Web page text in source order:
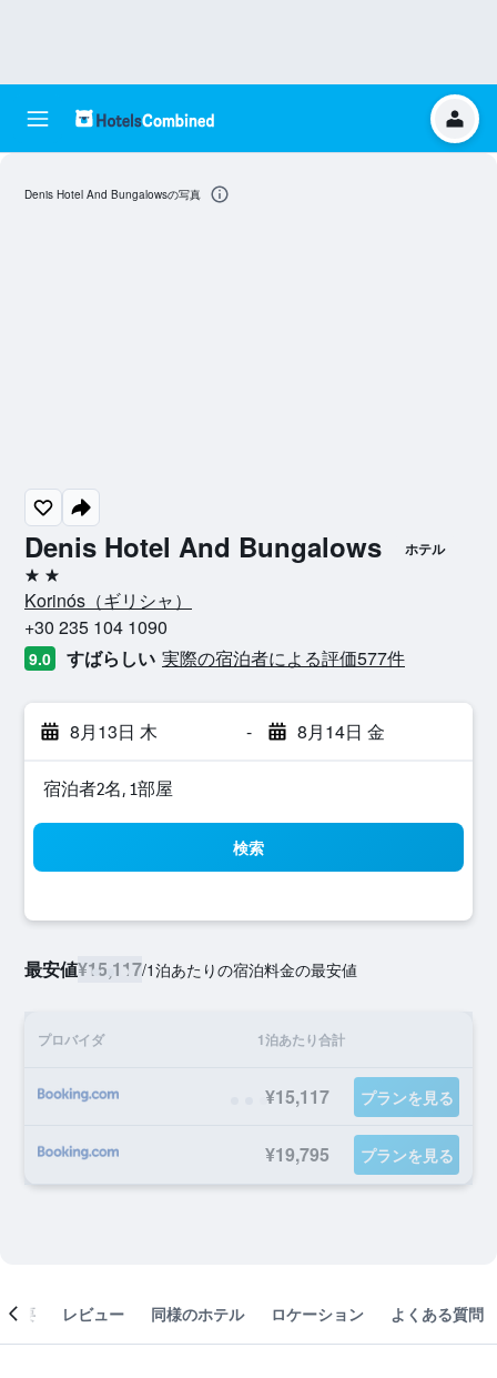
Denis Hotel And Bungalows ホテル
2つ星
Korinós​（ギリシャ​）​
+30 235 104 1090
9.0 すばらしい 実際の宿泊者による評価577​件
8月13日 木 - 8月14日 金
宿泊者2名, 1​部屋
検索
最安値¥15,117/1泊あたりの宿泊料金の最安値
プロバイダ 1泊あたり合計
¥15,117 プランを見る
¥19,795 プランを見る
Denis Hotel And Bungalowsの写真
概要 レビュー 同様のホテル ロケーション よくある質問